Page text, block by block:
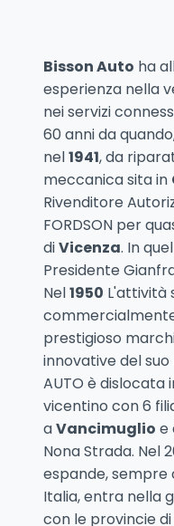
Bisson Auto ha
esperienza nella
nei servizi
60 anni da
nel1941, da
meccanica sita in
Rivenditore
FORDSON per
diVicenza. In
Presidente
Nel1950 L'attività
prestigioso
innovative del
AUTO è
vicentino con 6
aVancimuglio e
Nona Strada. Nel
espande, sempre
Italia, entra nella
con le provincie di